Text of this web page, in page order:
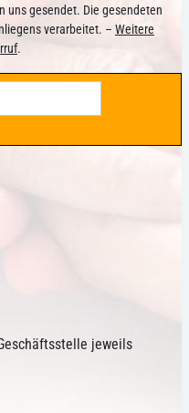
uns gesendet. Die gesendeten
verarbeitet. – Weitere
.
jeweils